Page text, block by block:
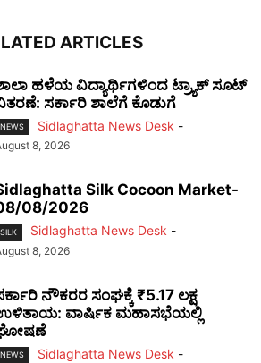
ARTICLES
ಹಳೆಯ ವಿದ್ಯಾರ್ಥಿಗಳಿಂದ ಟ್ರ್ಯಾಕ್‌ ಸೂಟ್
ಸರ್ಕಾರಿ ಶಾಲೆಗೆ ಕೊಡುಗೆ
NEWS Sidlaghatta News Desk -
8, 2026
Silk Cocoon Market-
08/2026
SILK Sidlaghatta News Desk -
8, 2026
ನೌಕರರ ಸಂಘಕ್ಕೆ ₹5.17 ಲಕ್ಷ
ವಾರ್ಷಿಕ ಮಹಾಸಭೆಯಲ್ಲಿ
NEWS Sidlaghatta News Desk -